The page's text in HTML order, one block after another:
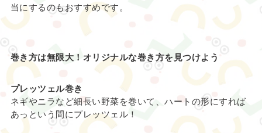
当にするのもおすすめです。
巻き方は無限大！オリジナルな巻き方を見つけよう
プレッツェル巻き
ネギやニラなど細長い野菜を巻いて、ハートの形にすれば
あっという間にプレッツェル！